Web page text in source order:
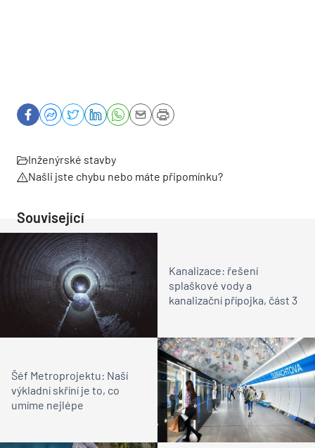
Inženýrské stavby
Našli jste chybu nebo máte připomínku?
Související
Kanalizace: řešení
splaškové vody a
kanalizační přípojka, část 3
Šéf Metroprojektu: Naší
výkladní skříní je to, co
umíme nejlépe